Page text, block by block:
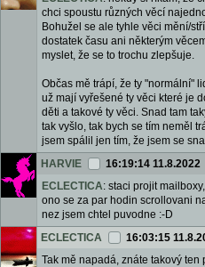
chci spoustu různých věcí
Bohužel se ale tyhle věci mění/
dostatek času ani některým
myslet, že se to trochu zlepšuje.
Občas mě trápí, že ty "normální"
už mají vyřešené ty věci které je
děti a takové ty věci. Snad tam
tak vyšlo, tak bych se tím neměl
jsem spálil jen tím, že jsem se
HARVIE
16:19:14 11.8.2022
ECLECTICA: staci projit
ono se za par hodin scrollovani
nez jsem chtel puvodne :-D
ECLECTICA
16:03:15
Tak mě napadá, znáte takový